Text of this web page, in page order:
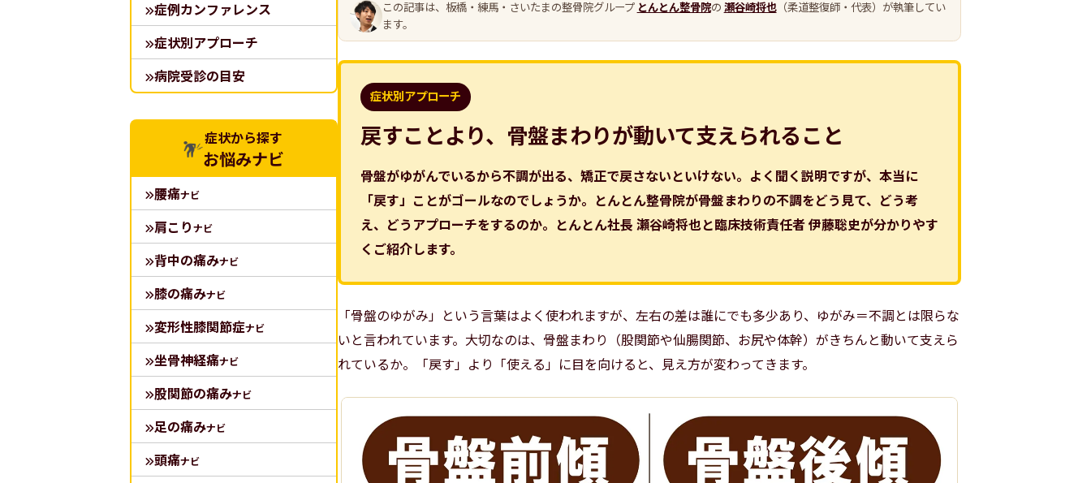
症例カンファレンス
症状別アプローチ
病院受診の目安
症状から探す
お悩みナビ
腰痛ナビ
肩こり ナビ
背中の痛みナビ
膝の痛みナビ
変形性膝関節症ナビ
坐骨神経痛ナビ
股関節の痛みナビ
足の痛みナビ
頭痛ナビ
この記事は、板橋・練馬・さいたまの整骨院グループ とんとん整骨院の 瀬谷崎将也（柔道整復師・代表）が執筆してい
ます。
症状別アプローチ
戻すことより、骨盤まわりが動いて支えられること
骨盤がゆがんでいるから不調が出る、矯正で戻さないといけない。よく聞く説明ですが、本当に
「戻す」ことがゴールなのでしょうか。とんとん整骨院が骨盤まわりの不調をどう見て、どう考
え、どうアプローチをするのか。とんとん社長 瀬谷崎将也と臨床技術責任者 伊藤聡史が分かりやす
くご紹介します。
「骨盤のゆがみ」という言葉はよく使われますが、左右の差は誰にでも多少あり、ゆがみ＝不調とは限らな
いと言われています。大切なのは、骨盤まわり（股関節や仙腸関節、お尻や体幹）がきちんと動いて支えら
れているか。「戻す」より「使える」に目を向けると、見え方が変わってきます。